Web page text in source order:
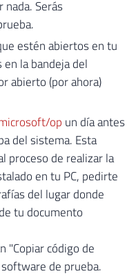
Serás
estén abiertos en tu
la bandeja del
abierto (por ahora)
op un día antes
del sistema. Esta
proceso de realizar la
en tu PC, pedirte
del lugar donde
tu documento
"Copiar código de
de prueba.